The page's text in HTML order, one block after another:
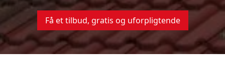
Få et tilbud, gratis og uforpligtende